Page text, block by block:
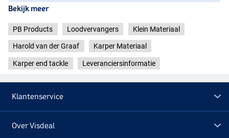
Bekijk meer
PB Products Loodvervangers Klein Materiaal
Harold van der Graaf Karper Materiaal
Karper end tackle Leveranciersinformatie
Klantenservice
Over Visdeal